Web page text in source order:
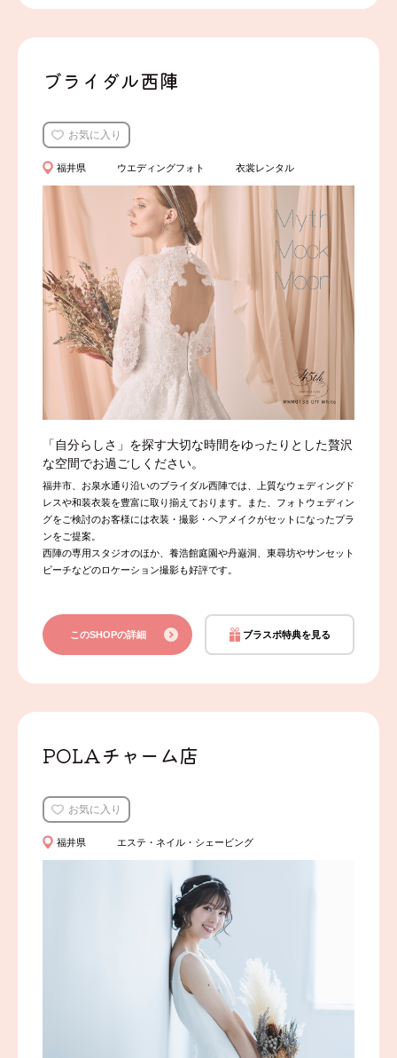
ブライダル西陣
お気に入り
福井県 ウエディングフォト 衣裳レンタル
「自分らしさ」を探す大切な時間をゆったりとした贅沢
な空間でお過ごしください。
福井市、お泉水通り沿いのブライダル西陣では、上質なウェディングド
レスや和装衣装を豊富に取り揃えております。また、フォトウェディン
グをご検討のお客様には衣装・撮影・ヘアメイクがセットになったプラ
ンをご提案。
西陣の専用スタジオのほか、養浩館庭園や丹巌洞、東尋坊やサンセット
ビーチなどのロケーション撮影も好評です。
このSHOPの詳細 ブラスポ特典を見る
POLAチャーム店
お気に入り
福井県 エステ・ネイル・シェービング